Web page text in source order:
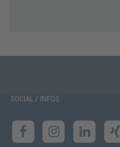
SOCIAL / INFOS